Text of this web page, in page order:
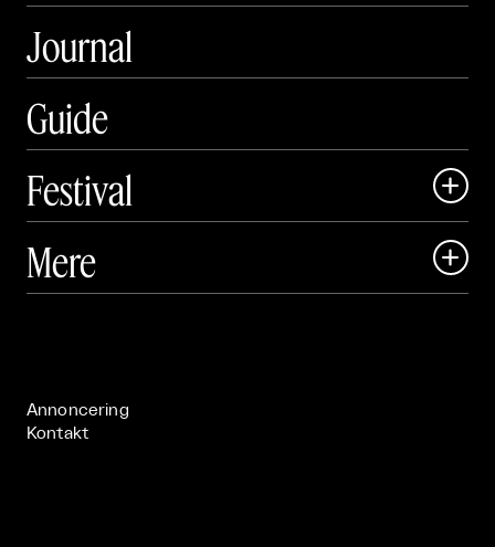
Journal
Guide
Festival

 Art Matter Festival
Mere 
Annoncering
Kontakt